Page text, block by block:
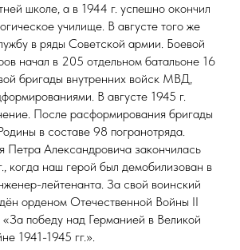
школе, а в 1944 г. успешно окончил
училище. В августе того же
в ряды Советской армии. Боевой
начал в 205 отдельном батальоне 16
бригады внутренних войск МВД,
В августе 1945 г.
После расформирования бригады
в составе 98 погранотряда.
Петра Александровича закончилась
когда наш герой был демобилизован в
лейтенанта. За свой воинский
орденом Отечественной Войны II
победу над Германией в Великой
1941-1945 гг.».